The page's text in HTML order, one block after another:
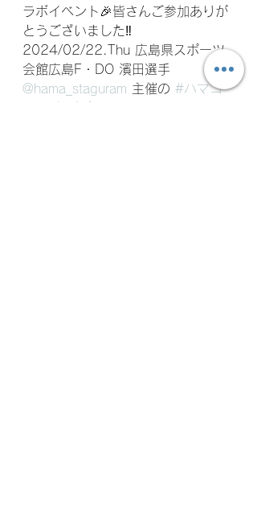
ラボイベント🎉皆さんご参加ありが
とうございました‼️
2024/02/22.Thu 広島県スポーツ
会館広島F・DO 濱田選手
@hama_staguram 主催の #ハマコ